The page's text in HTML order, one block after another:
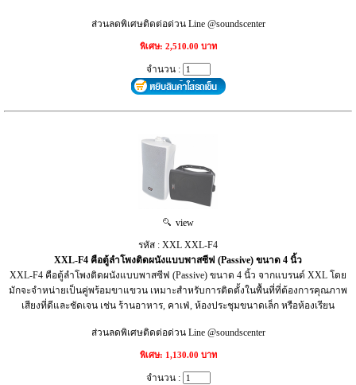
ส่วนลดพิเศษติดต่อด่วน Line @soundscenter
พิเศษ: 2,510.00 บาท
จำนวน :
view
รหัส : XXL XXL-F4
XXL-F4 คือตู้ลำโพงติดผนังแบบพาสซีฟ (Passive) ขนาด 4 นิ้ว
XXL-F4 คือตู้ลำโพงติดผนังแบบพาสซีฟ (Passive) ขนาด 4 นิ้ว จากแบรนด์ XXL โดย
มักจะจำหน่ายเป็นคู่พร้อมขาแขวน เหมาะสำหรับการติดตั้งในพื้นที่ที่ต้องการคุณภาพ
เสียงที่ดีและชัดเจน เช่น ร้านอาหาร, คาเฟ่, ห้องประชุมขนาดเล็ก หรือห้องเรียน
ส่วนลดพิเศษติดต่อด่วน Line @soundscenter
พิเศษ: 1,130.00 บาท
จำนวน :